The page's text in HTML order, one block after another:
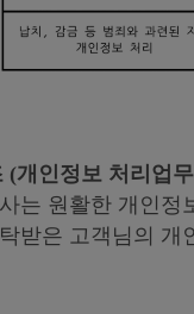
(개인정보 처리업
는 원활한 개인정
받은 고객님의 개